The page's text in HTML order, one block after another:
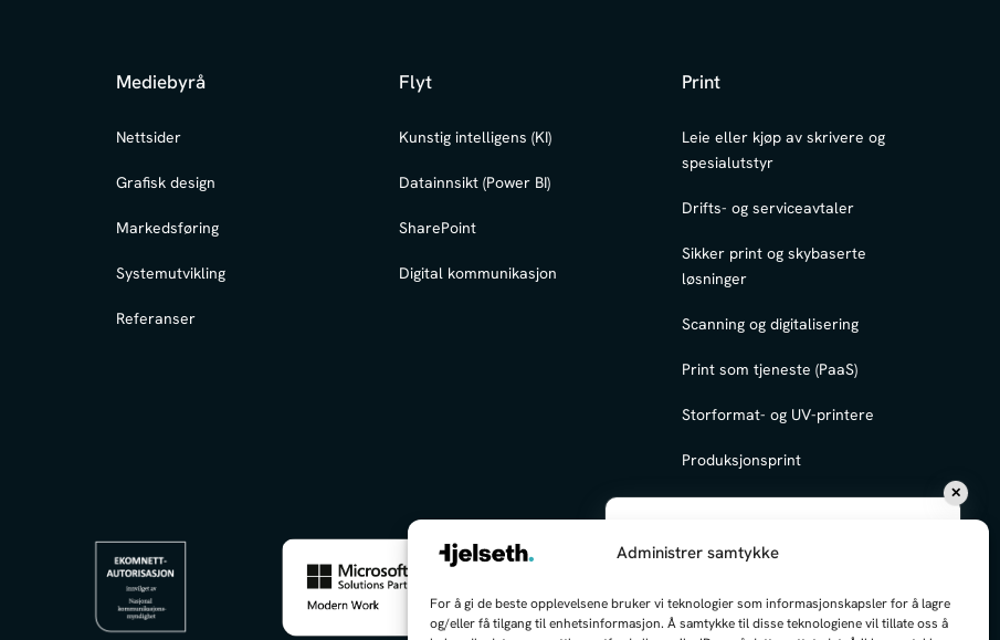
Administrer samtykke
For å gi de beste opplevelsene bruker vi teknologier som informasjonskapsler for å lagre
og/eller få tilgang til enhetsinformasjon. Å samtykke til disse teknologiene vil tillate oss å
Mediebyrå
Nettsider
Grafisk design
Markedsføring
Systemutvikling
Referanser
Flyt
Kunstig intelligens (KI)
Datainnsikt (Power BI)
SharePoint
Digital kommunikasjon
Print
Leie eller kjøp av skrivere og
spesialutstyr
Drifts- og serviceavtaler
Sikker print og skybaserte
løsninger
Scanning og digitalisering
Print som tjeneste (PaaS)
Storformat- og UV-printere
Produksjonsprint
✕
Hva kan jeg hjelpe deg med i dag?